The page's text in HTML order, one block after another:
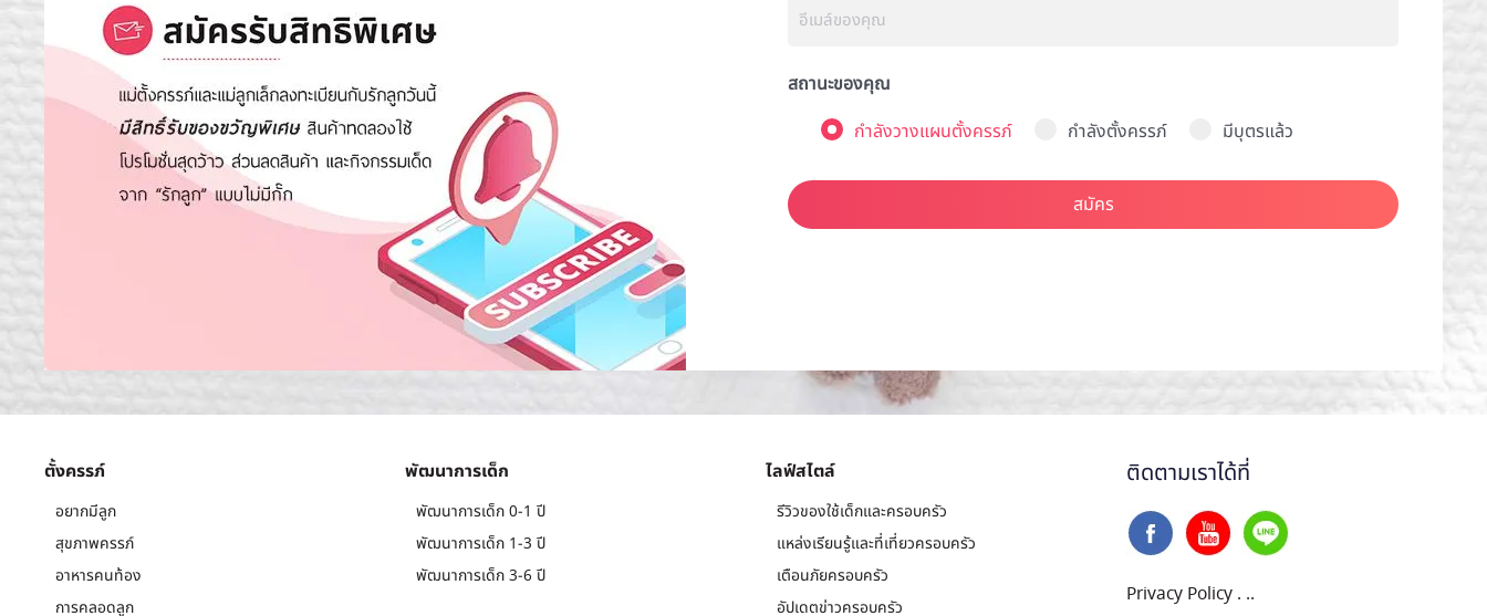
สถานะของคุณ
กำลังวางแผนตั้งครรภ์
กำลังตั้งครรภ์ มีบุตรแล้ว
สมัคร
ตั้งครรภ์
อยากมีลูก
สุขภาพครรภ์
อาหารคนท้อง
การคลอดลูก
พัฒนาการเด็ก
พัฒนาการเด็ก 0-1 ปี
พัฒนาการเด็ก 1-3 ปี
พัฒนาการเด็ก 3-6 ปี
ไลฟ์สไตล์
รีวิวของใช้เด็กและครอบครัว
แหล่งเรียนรู้และที่เที่ยวครอบครัว
เตือนภัยครอบครัว
อัปเดตข่าวครอบครัว
ติดตามเราได้ที่
Privacy Policy . ..